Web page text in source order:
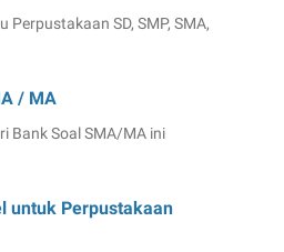
Perpustakaan SD, SMP, SMA,
/ MA
Bank Soal SMA/MA ini
untuk Perpustakaan